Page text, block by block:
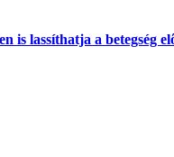
is lassíthatja a betegség